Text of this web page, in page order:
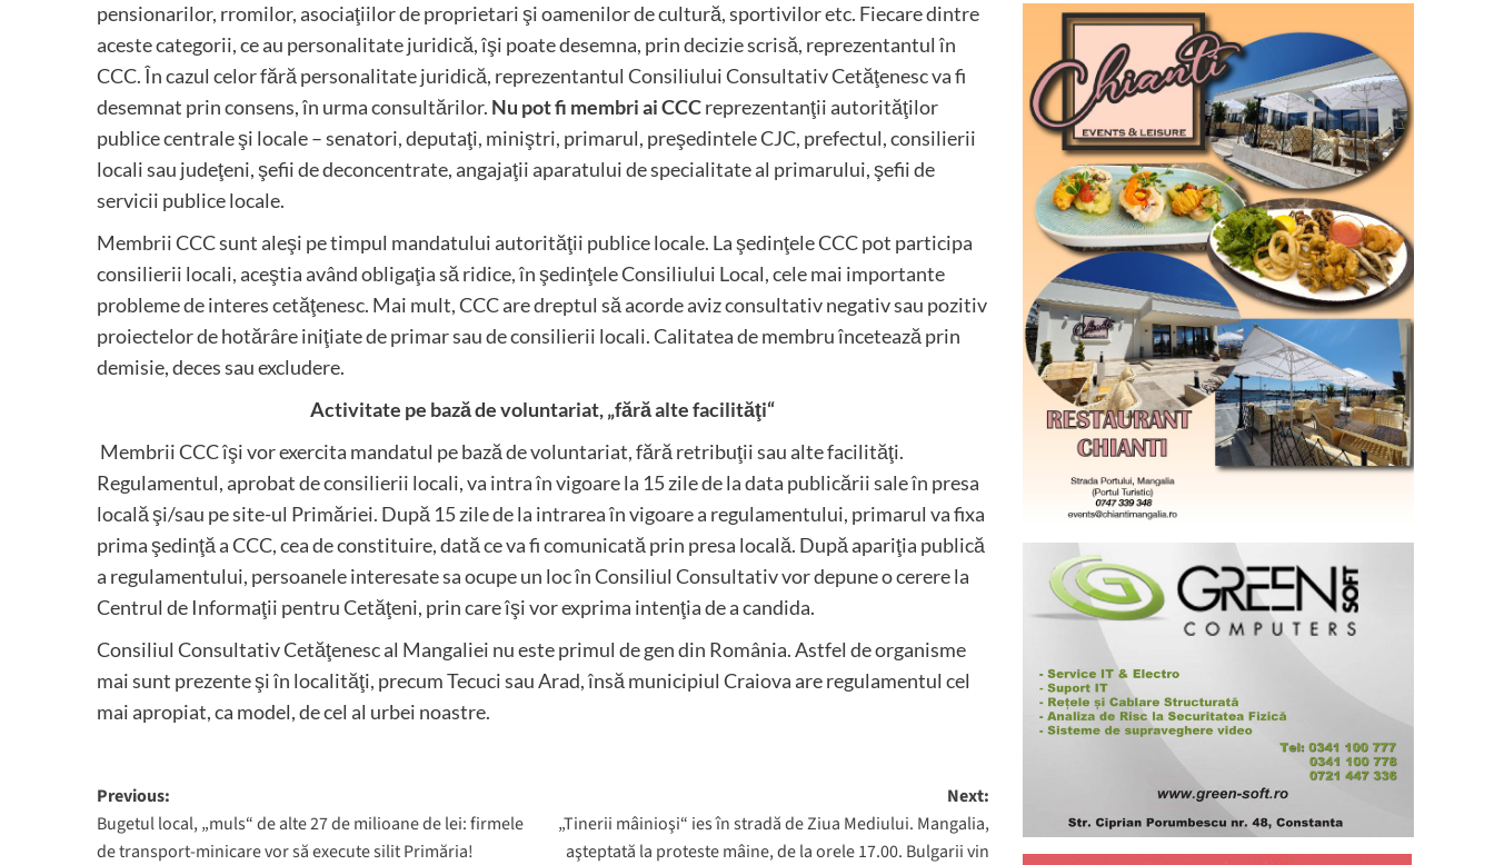
pensionarilor, rromilor, asociaţiilor de proprietari şi oamenilor de cultură, sportivilor etc. Fiecare dintre
aceste categorii, ce au personalitate juridică, îşi poate desemna, prin decizie scrisă, reprezentantul în
CCC. În cazul celor fără personalitate juridică, reprezentantul Consiliului Consultativ Cetăţenesc va fi
desemnat prin consens, în urma consultărilor. Nu pot fi membri ai CCCreprezentanţii autorităţilor
publice centrale şi locale – senatori, deputaţi, miniştri, primarul, preşedintele CJC, prefectul, consilierii
locali sau judeţeni, şefii de deconcentrate, angajaţii aparatului de specialitate al primarului, şefii de
servicii publice locale.
Membrii CCC sunt aleşi pe timpul mandatului autorităţii publice locale. La şedinţele CCC pot participa
consilierii locali, aceştia având obligaţia să ridice, în şedinţele Consiliului Local, cele mai importante
probleme de interes cetăţenesc. Mai mult, CCC are dreptul să acorde aviz consultativ negativ sau pozitiv
proiectelor de hotărâre iniţiate de primar sau de consilierii locali. Calitatea de membru încetează prin
demisie, deces sau excludere.
Activitate pe bază de voluntariat, „fără alte facilităţi“
Membrii CCC îşi vor exercita mandatul pe bază de voluntariat, fără retribuţii sau alte facilităţi.
Regulamentul, aprobat de consilierii locali, va intra în vigoare la 15 zile de la data publicării sale în presa
locală şi/sau pe site-ul Primăriei. După 15 zile de la intrarea în vigoare a regulamentului, primarul va fixa
prima şedinţă a CCC, cea de constituire, dată ce va fi comunicată prin presa locală. După apariţia publică
a regulamentului, persoanele interesate sa ocupe un loc în Consiliul Consultativ vor depune o cerere la
Centrul de Informaţii pentru Cetăţeni, prin care îşi vor exprima intenţia de a candida.
Consiliul Consultativ Cetăţenesc al Mangaliei nu este primul de gen din România. Astfel de organisme
mai sunt prezente şi în localităţi, precum Tecuci sau Arad, însă municipiul Craiova are regulamentul cel
mai apropiat, ca model, de cel al urbei noastre.
Post
navigation
Previous:
Bugetul local, „muls“ de alte 27 de milioane de lei: firmele
de transport-minicare vor să execute silit Primăria!
Next:
„Tinerii mâinioşi“ ies în stradă de Ziua Mediului. Mangalia,
aşteptată la proteste mâine, de la orele 17.00. Bulgarii vin